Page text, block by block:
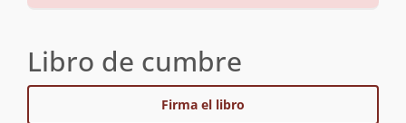
Libro de cumbre
Firma el libro